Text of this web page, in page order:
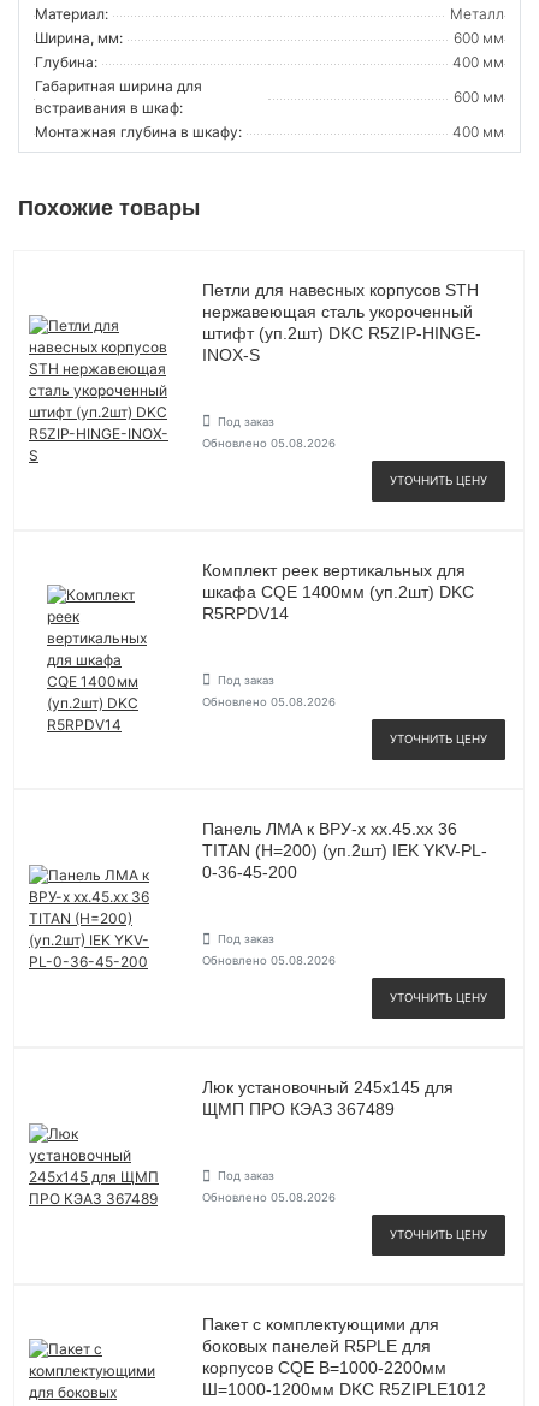
Материал:
Металл
Ширина, мм:
600 мм
Глубина:
400 мм
Габаритная ширина для
встраивания в шкаф:
600 мм
Монтажная глубина в шкафу:
400 мм
Похожие товары
Петли для навесных корпусов STH
нержавеющая сталь укороченный
штифт (уп.2шт) DKC R5ZIP-HINGE-
INOX-S
Под заказ
Обновлено 05.08.2026
УТОЧНИТЬ ЦЕНУ
Комплект реек вертикальных для
шкафа CQE 1400мм (уп.2шт) DKC
R5RPDV14
Под заказ
Обновлено 05.08.2026
УТОЧНИТЬ ЦЕНУ
Панель ЛМА к ВРУ-х хх.45.хх 36
TITAN (H=200) (уп.2шт) IEK YKV-PL-
0-36-45-200
Под заказ
Обновлено 05.08.2026
УТОЧНИТЬ ЦЕНУ
Люк установочный 245х145 для
ЩМП ПРО КЭАЗ 367489
Под заказ
Обновлено 05.08.2026
УТОЧНИТЬ ЦЕНУ
Пакет с комплектующими для
боковых панелей R5PLE для
корпусов CQE В=1000-2200мм
Ш=1000-1200мм DKC R5ZIPLE1012